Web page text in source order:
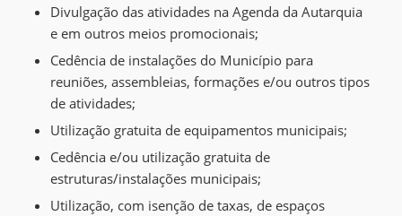
Divulgação das atividades na Agenda da Autarquia
e em outros meios promocionais;
Cedência de instalações do Município para
reuniões, assembleias, formações e/ou outros tipos
de atividades;
Utilização gratuita de equipamentos municipais;
Cedência e/ou utilização gratuita de
estruturas/instalações municipais;
Utilização, com isenção de taxas, de espaços